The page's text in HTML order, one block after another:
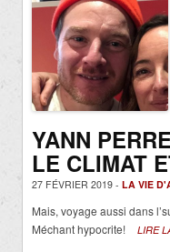
YANN
LE CLIMAT
27 FÉVRIER 2019 - LA VIE
Mais, voyage aussi dans
Méchant hypocrite!
LIRE